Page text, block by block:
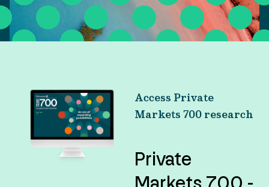
Access Private
Markets 700 research
Private